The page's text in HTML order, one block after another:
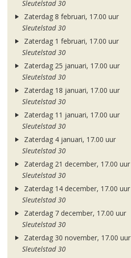
Sleutelstad 30
Zaterdag 8 februari, 17.00 uur
Sleutelstad 30
Zaterdag 1 februari, 17.00 uur
Sleutelstad 30
Zaterdag 25 januari, 17.00 uur
Sleutelstad 30
Zaterdag 18 januari, 17.00 uur
Sleutelstad 30
Zaterdag 11 januari, 17.00 uur
Sleutelstad 30
Zaterdag 4 januari, 17.00 uur
Sleutelstad 30
Zaterdag 21 december, 17.00 uur
Sleutelstad 30
Zaterdag 14 december, 17.00 uur
Sleutelstad 30
Zaterdag 7 december, 17.00 uur
Sleutelstad 30
Zaterdag 30 november, 17.00 uur
Sleutelstad 30